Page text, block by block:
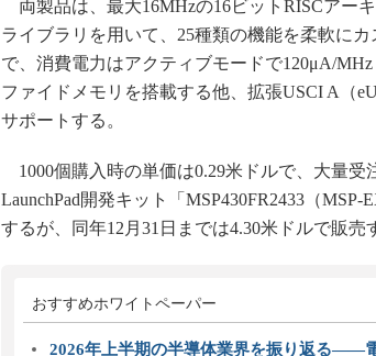
両製品は、最大16MHzの16ビットRISCアー
ライブラリを用いて、25種類の機能を柔軟に
で、消費電力はアクティブモードで120μA/
ファイドメモリを搭載する他、拡張USCI A（
サポートする。
1000個購入時の単価は0.29米ドルで、大量受
LaunchPad開発キット「MSP430FR2433（
するが、同年12月31日までは4.30米ドルで販売
おすすめホワイトペーパー
2026年上半期の半導体業界を振り返る――